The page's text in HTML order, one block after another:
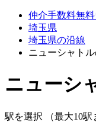
仲介手数料無
埼玉県
埼玉県の沿線
ニューシャト
ニューシ
駅を選択 （最大10駅